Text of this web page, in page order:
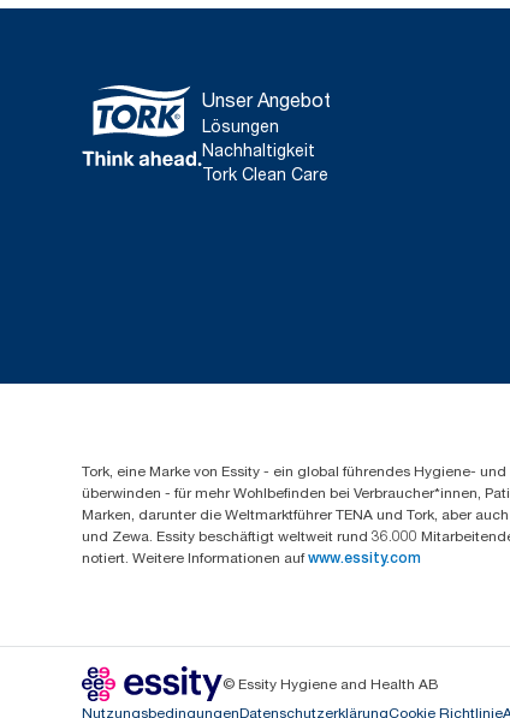
Unser Angebot
Lösungen
Nachhaltigkeit
Tork Clean Care
Tork, eine Marke von Essity - ein global führendes Hygiene-
überwinden - für mehr Wohlbefinden bei Verbraucher*innen,
Marken, darunter die Weltmarktführer TENA und Tork, aber
und Zewa. Essity beschäftigt weltweit rund 36.000
notiert. Weitere Informationen auf www.essity.com
© Essity Hygiene and Health AB
NutzungsbedingungenDatenschutzerklärungCookie Richtlinie